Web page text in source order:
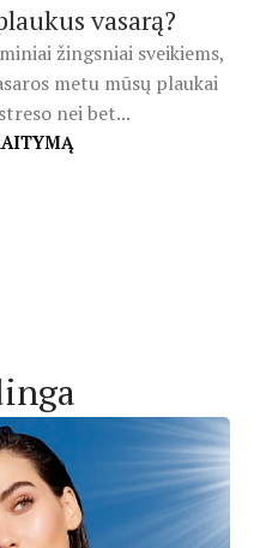
vasarą?
žingsniai sveikiems,
metu mūsų plaukai
nei bet...